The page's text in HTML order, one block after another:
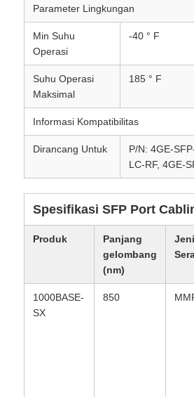
Parameter Lingkungan
Min Suhu
Operasi
-40 ° F
Suhu Operasi
Maksimal
185 ° F
Informasi Kompatibilitas
Dirancang Untuk
P/N: 4GE-
LC-RF, 4GE-
Spesifikasi SFP Port
Produk
Panjang
gelombang
(nm)
1000BASE-
SX
850